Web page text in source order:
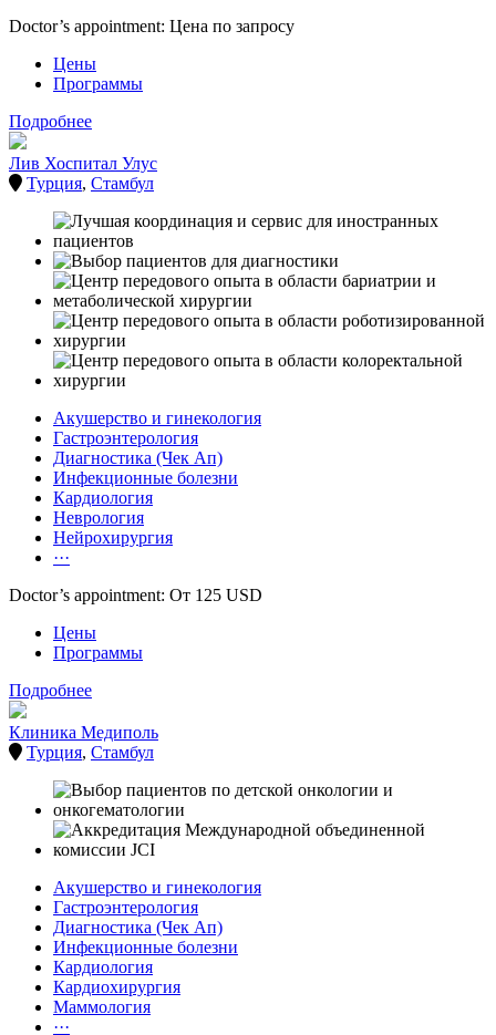
Doctor’s appointment: Цена по запросу
Цены
Программы
Подробнее
Лив Хоспитал Улус
Турция, Стамбул
Акушерство и гинекология
Гастроэнтерология
Диагностика (Чек Ап)
Инфекционные болезни
Кардиология
Неврология
Нейрохирургия
···
Doctor’s appointment: От 125 USD
Цены
Программы
Подробнее
Клиника Медиполь
Турция, Стамбул
Акушерство и гинекология
Гастроэнтерология
Диагностика (Чек Ап)
Инфекционные болезни
Кардиология
Кардиохирургия
Маммология
···